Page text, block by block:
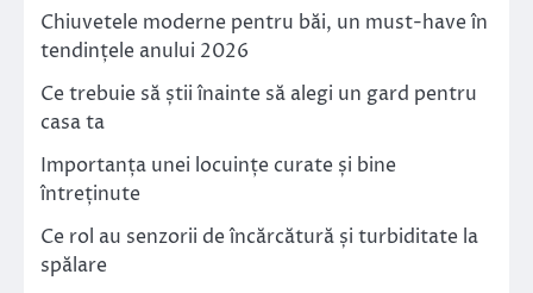
Chiuvetele moderne pentru băi, un must-have în
tendințele anului 2026
Ce trebuie să știi înainte să alegi un gard pentru
casa ta
Importanța unei locuințe curate și bine
întreținute
Ce rol au senzorii de încărcătură și turbiditate la
spălare